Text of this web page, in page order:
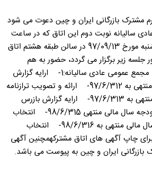
مشترک بازرگانی ایران و چین دعوت می شود
سالیانه نوبت دوم این اتاق که در ساعت
10:00 صبح روز سه شنبه مورخ 97/09/13 در سالن طبقه هشتم اتاق
جلسه زیر برگزار می گردد، حضور به هم
رسانند. دستور جلسه مجمع عمومی عادی سالیانه:1- ارایه گزارش
عملکرد هیات مدیره منتهی به 97/6/312- ارائه و تصویب ترازنامه
و صورت های مالی منتهی به 97/6/313- ارایه گزارش بازرس
قانونی4- بررسی بودجه سال مالی منتهی 98/6/315- انتخاب
بازرس قانونی برای سال مالی منتهی به 98/6/316- انتخاب
برای چاپ آگهی های اتاق مشترکهمچنین آگهی
بازرگانی ایران و چین به پیوست می باشد.